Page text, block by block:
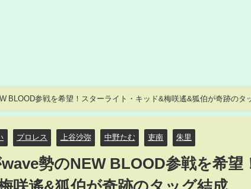
BLOOD参戦を希望！スターライト・キッド&梅咲遙&狐伯が奇跡のタ
プロレス 上谷沙弥 中野たむ 吏南 朱里
勢のNEW BLOOD参戦を希望